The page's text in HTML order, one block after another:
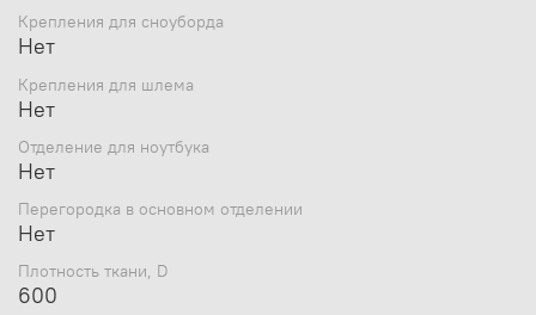
Крепления для сноуборда
Нет
Крепления для шлема
Нет
Отделение для ноутбука
Нет
Перегородка в основном отделении
Нет
Плотность ткани, D
600